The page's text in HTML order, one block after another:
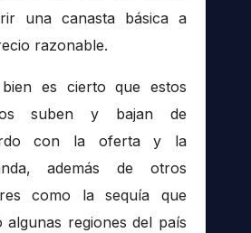
una canasta básica a
razonable.
es cierto que estos
suben y bajan de
con la oferta y la
además de otros
como la sequía que
algunas regiones del país